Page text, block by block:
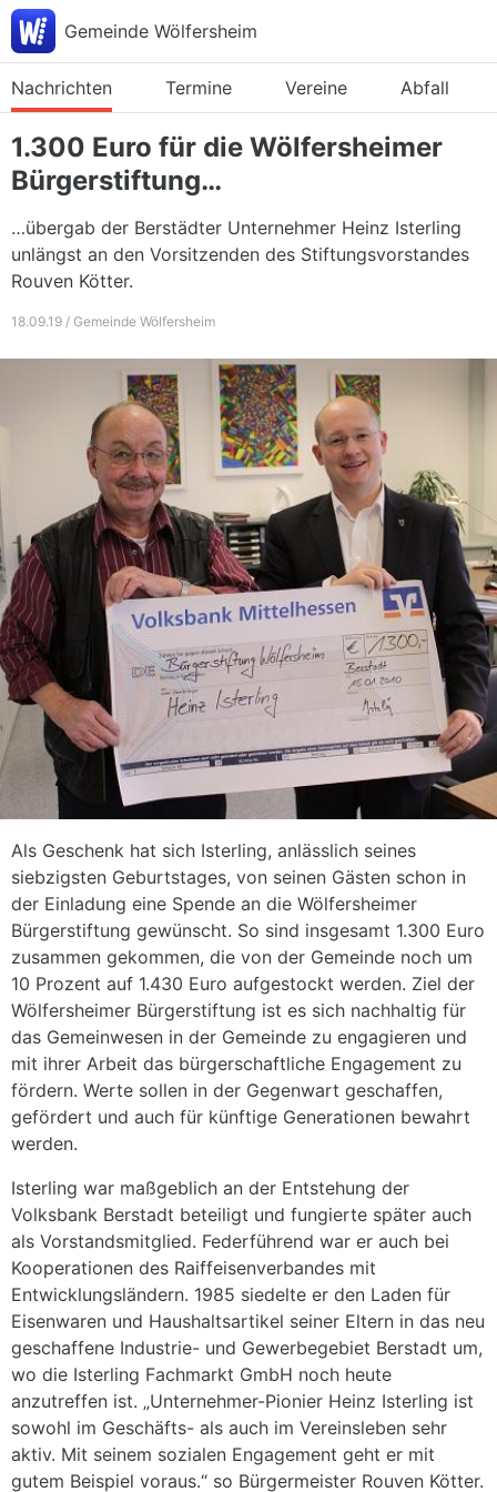
Gemeinde Wölfersheim
Nachrichten Termine Vereine Abfall
1.300 Euro für die Wölfersheimer
Bürgerstiftung…
…übergab der Berstädter Unternehmer Heinz Isterling
unlängst an den Vorsitzenden des Stiftungsvorstandes
Rouven Kötter.
18.09.19 / Gemeinde Wölfersheim
Als Geschenk hat sich Isterling, anlässlich seines
siebzigsten Geburtstages, von seinen Gästen schon in
der Einladung eine Spende an die Wölfersheimer
Bürgerstiftung gewünscht. So sind insgesamt 1.300 Euro
zusammen gekommen, die von der Gemeinde noch um
10 Prozent auf 1.430 Euro aufgestockt werden. Ziel der
Wölfersheimer Bürgerstiftung ist es sich nachhaltig für
das Gemeinwesen in der Gemeinde zu engagieren und
mit ihrer Arbeit das bürgerschaftliche Engagement zu
fördern. Werte sollen in der Gegenwart geschaffen,
gefördert und auch für künftige Generationen bewahrt
werden.
Isterling war maßgeblich an der Entstehung der
Volksbank Berstadt beteiligt und fungierte später auch
als Vorstandsmitglied. Federführend war er auch bei
Kooperationen des Raiffeisenverbandes mit
Entwicklungsländern. 1985 siedelte er den Laden für
Eisenwaren und Haushaltsartikel seiner Eltern in das neu
geschaffene Industrie- und Gewerbegebiet Berstadt um,
wo die Isterling Fachmarkt GmbH noch heute
anzutreffen ist. „Unternehmer-Pionier Heinz Isterling ist
sowohl im Geschäfts- als auch im Vereinsleben sehr
aktiv. Mit seinem sozialen Engagement geht er mit
gutem Beispiel voraus.“ so Bürgermeister Rouven Kötter.